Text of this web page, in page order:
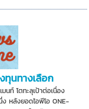
นทางเลือก
นท์ โตทะลุเป้าต่อเนื่อง
หลังยอดไอพีโอ ONE-